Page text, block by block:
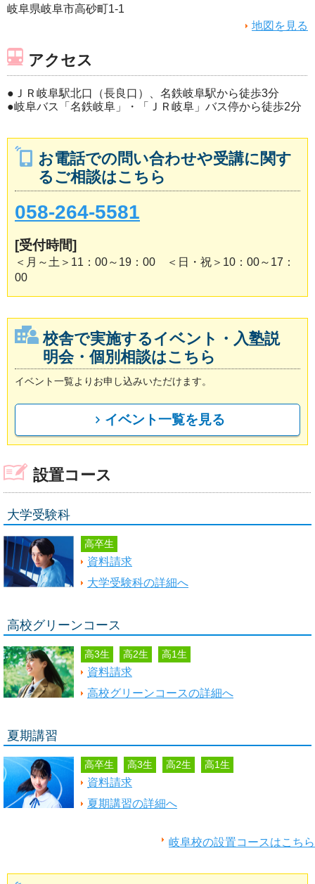
岐阜県岐阜市高砂町1-1
地図を見る
アクセス
●ＪＲ岐阜駅北口（長良口）、名鉄岐阜駅から徒歩3分
●岐阜バス「名鉄岐阜」・「ＪＲ岐阜」バス停から徒歩2分
お電話での問い合わせや受講に関す
るご相談はこちら
058-264-5581
[受付時間]
＜月～土＞11：00～19：00 ＜日・祝＞10：00～17：
00
校舎で実施するイベント・入塾説
明会・個別相談はこちら
イベント一覧よりお申し込みいただけます。
イベント一覧を見る
設置コース
岐阜校の設置コースはこちら
大学受験科
高卒生
資料請求
大学受験科の詳細へ
高校グリーンコース
高3生 高2生 高1生
資料請求
高校グリーンコースの詳細へ
夏期講習
高卒生 高3生 高2生 高1生
資料請求
夏期講習の詳細へ